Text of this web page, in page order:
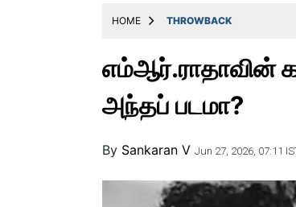
HOME THROWBACK
எம்ஆர்.ராதாவின்
அந்தப் படமா?
By Sankaran V Jun 27, 2026, 07:11